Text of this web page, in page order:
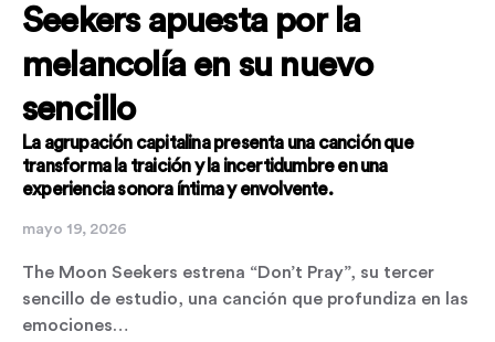
Seekers apuesta por la
melancolía en su nuevo
sencillo
La agrupación capitalina presenta una canción que
transforma la traición y la incertidumbre en una
experiencia sonora íntima y envolvente.
mayo 19, 2026
The Moon Seekers estrena “Don’t Pray”, su tercer
sencillo de estudio, una canción que profundiza en las
emociones…